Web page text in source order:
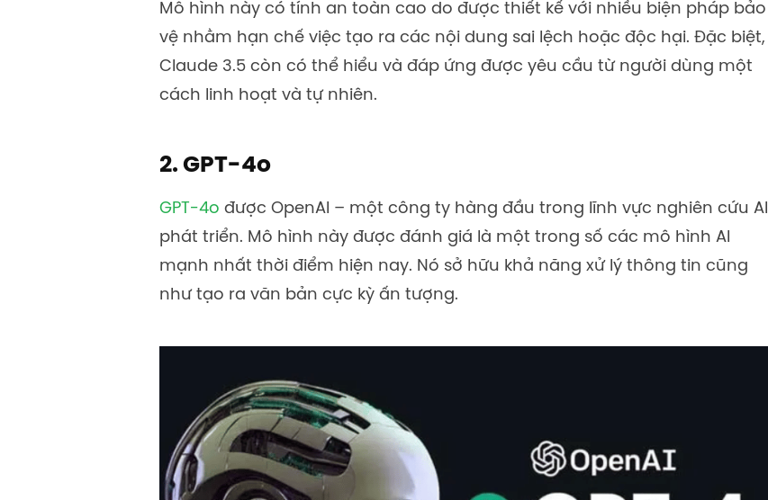
Mô hình này có tính an toàn cao do được thiết kế với nhiều biện pháp bảo
vệ nhằm hạn chế việc tạo ra các nội dung sai lệch hoặc độc hại. Đặc biệt,
Claude 3.5 còn có thể hiểu và đáp ứng được yêu cầu từ người dùng một
cách linh hoạt và tự nhiên.
2. GPT-4o
GPT-4o được OpenAI – một công ty hàng đầu trong lĩnh vực nghiên cứu AI
phát triển. Mô hình này được đánh giá là một trong số các mô hình AI
mạnh nhất thời điểm hiện nay. Nó sở hữu khả năng xử lý thông tin cũng
như tạo ra văn bản cực kỳ ấn tượng.